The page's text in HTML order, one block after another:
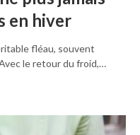
en hiver
fléau, souvent
le retour du froid,…